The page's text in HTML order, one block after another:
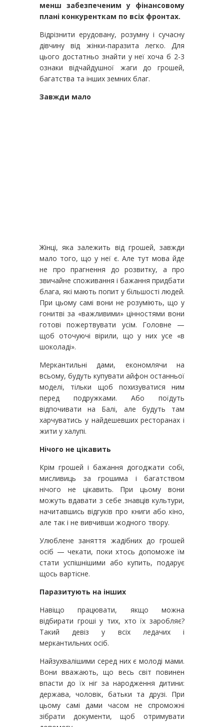
менш забезпеченим у фінансовому
плані конкуренткам по всіх фронтах.
Відрізнити ерудовану, розумну і сучасну
дівчину від жінки-паразита легко. Для
цього достатньо знайти у неї хоча б 2-3
ознаки відчайдушної жаги до грошей,
багатства та інших земних благ.
Завжди мало
Жінці, яка залежить від грошей, завжди
мало того, що у неї є. Але тут мова йде
не про прагнення до розвитку, а про
звичайне споживання і бажання придбати
блага, які мають попит у більшості людей.
При цьому самі вони не розуміють, що у
гонитві за «важливими» цінностями вони
готові пожертвувати усім. Головне —
щоб оточуючі вірили, що у них усе «в
шоколаді».
Меркантильні дами, економлячи на
всьому, будуть купувати айфон останньої
моделі, тільки щоб похизуватися ним
перед подружками. Або поїдуть
відпочивати на Балі, але будуть там
харчуватись у найдешевших ресторанах і
жити у халупі.
Нічого не цікавить
Крім грошей і бажання догоджати собі,
мисливиць за грошима і багатством
нічого не цікавить. При цьому вони
можуть вдавати з себе знавців культури,
начитавшись відгуків про книги або кіно,
але так і не вивчивши жодного твору.
Улюблене заняття жадібних до грошей
осіб — чекати, поки хтось допоможе їм
стати успішнішими або купить, подарує
щось вартісне.
Паразитують на інших
Навіщо працювати, якщо можна
відбирати гроші у тих, хто їх заробляє?
Такий девіз у всіх ледачих і
меркантильних осіб.
Найзухвалішими серед них є молоді мами.
Вони вважають, що весь світ повинен
впасти до їх ніг за народження дитини:
держава, чоловік, батьки та друзі. При
цьому самі дами часом не спроможні
зібрати документи, щоб отримувати